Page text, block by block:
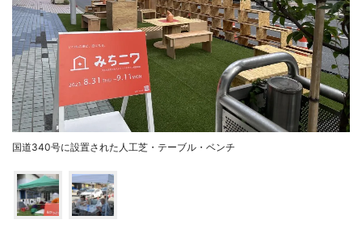
国道340号に設置された人工芝・テーブル・ベンチ